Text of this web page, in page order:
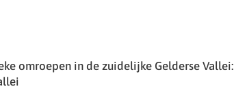
omroepen in de zuidelijke Gelderse Vallei: